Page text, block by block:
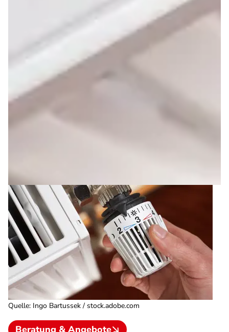
Quelle: Ingo Bartussek / stock.adobe.com
Beratung & Angebote